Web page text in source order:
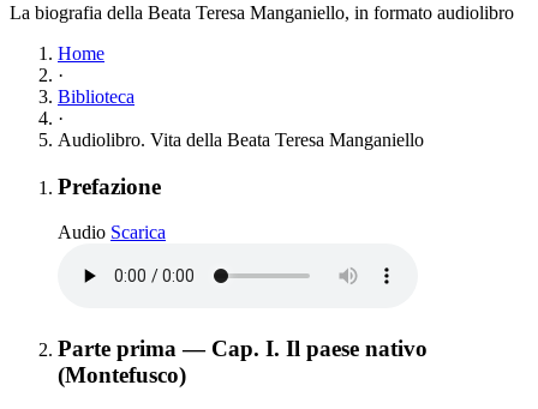
La biografia della Beata Teresa Manganiello, in formato audiolibro
Home
·
Biblioteca
·
Audiolibro. Vita della Beata Teresa Manganiello
Elenco dei contenuti
Elemento 1:
Prefazione
Audio Scarica
Elemento 2:
Parte prima — Cap. I. Il paese nativo
(Montefusco)